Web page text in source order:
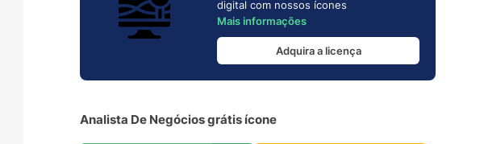
digital com nossos ícones
Mais informações
Adquira a licença
Analista De Negócios grátis ícone